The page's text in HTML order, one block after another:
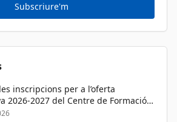
i de Gènere
Subscriure'm
inscripcions per a l’oferta
2026-2027 del Centre de Formació
Adultes